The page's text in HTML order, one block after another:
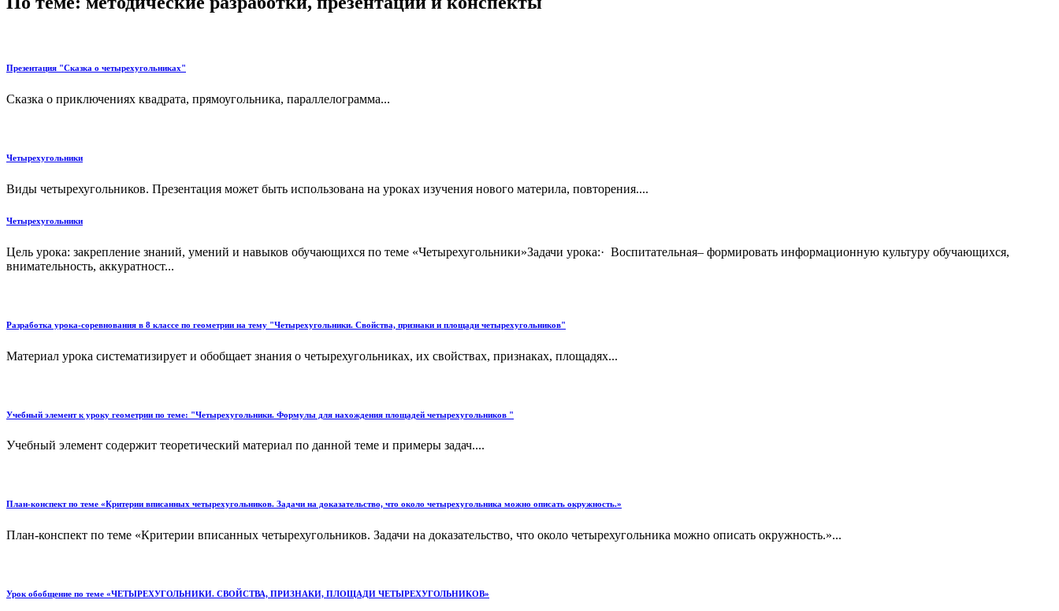
Презентация "Сказка о четырехугольниках"
Сказка о приключениях квадрата, прямоугольника, параллелограмма...
Четырехугольники
Виды четырехугольников. Презентация может быть использована на уроках изучения нового материла, повторения....
Четырехугольники
Цель урока: закрепление знаний, умений и навыков обучающихся по теме «Четырехугольники»Задачи урока:· Воспитательная– формировать информационную культуру обучающихся,
внимательность, аккуратност...
Разработка урока-соревнования в 8 классе по геометрии на тему "Четырехугольники. Свойства, признаки и площади четырехугольников"
Материал урока систематизирует и обобщает знания о четырехугольниках, их свойствах, признаках, площадях...
Учебный элемент к уроку геометрии по теме: "Четырехугольники. Формулы для нахождения площадей четырехугольников "
Учебный элемент содержит теоретический материал по данной теме и примеры задач....
План-конспект по теме «Критерии вписанных четырехугольников. Задачи на доказательство, что около четырехугольника можно описать окружность.»
План-конспект по теме «Критерии вписанных четырехугольников. Задачи на доказательство, что около четырехугольника можно описать окружность.»...
Урок обобщение по теме «ЧЕТЫРЕХУГОЛЬНИКИ. СВОЙСТВА, ПРИЗНАКИ, ПЛОЩАДИ ЧЕТЫРЕХУГОЛЬНИКОВ»